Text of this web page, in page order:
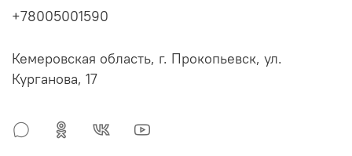
+78005001590
Кемеровская область, г. Прокопьевск, ул.
Курганова, 17